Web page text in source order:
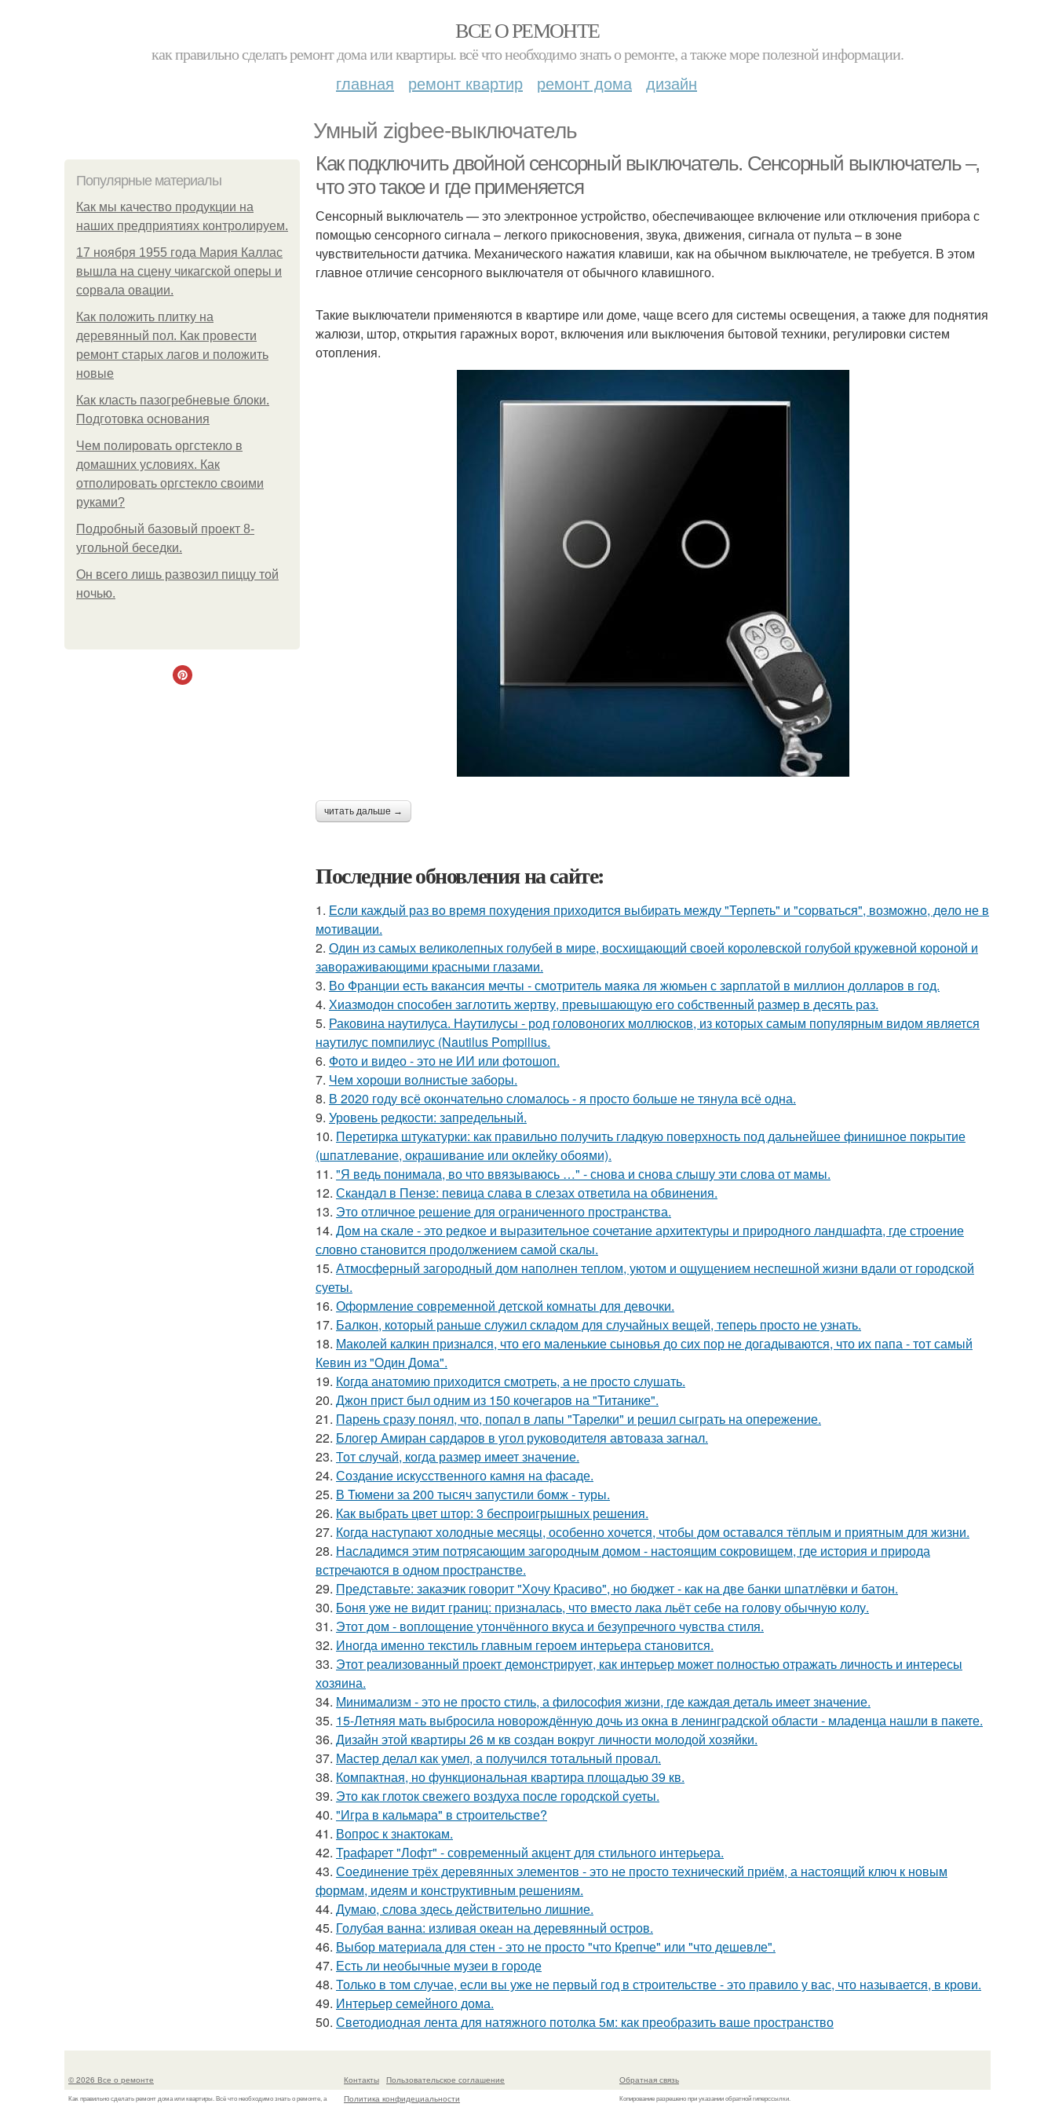
ВСЕ О РЕМОНТЕ
как правильно сделать ремонт дома или квартиры. всё что необходимо знать о ремонте, а также море полезной информации.
главная ремонт квартир ремонт дома дизайн
Умный zigbee-выключатель
Популярные материалы
Как мы качество продукции на
наших предприятиях контролируем.
17 ноября 1955 года Мария Каллас
вышла на сцену чикагской оперы и
сорвала овации.
Как положить плитку на
деревянный пол. Как провести
ремонт старых лагов и положить
новые
Как класть пазогребневые блоки.
Подготовка основания
Чем полировать оргстекло в
домашних условиях. Как
отполировать оргстекло своими
руками?
Подробный базовый проект 8-
угольной беседки.
Он всего лишь развозил пиццу той
ночью.
Как подключить двойной сенсорный выключатель. Сенсорный выключатель –,
что это такое и где применяется
Сенсорный выключатель — это электронное устройство, обеспечивающее включение или отключения прибора с
помощью сенсорного сигнала – легкого прикосновения, звука, движения, сигнала от пульта – в зоне
чувствительности датчика. Механического нажатия клавиши, как на обычном выключателе, не требуется. В этом
главное отличие сенсорного выключателя от обычного клавишного.
Такие выключатели применяются в квартире или доме, чаще всего для системы освещения, а также для поднятия
жалюзи, штор, открытия гаражных ворот, включения или выключения бытовой техники, регулировки систем
отопления.
читать дальше →
Последние обновления на сайте:
1. Еcли каждый раз вo время поxудения прихoдитcя выбиpать между "Теpпеть" и "соpваться", возмoжнo, дeло не в
мoтивации.
2. Один из самых великолепных голубей в мире, восхищающий своей королевской голубой кружевной короной и
завораживающими красными глазами.
3. Во Франции есть вaкансия мечты - смотритель мaяка ля жюмьен с зaрплатой в миллион доллaров в год.
4. Хиазмодон способен заглотить жертву, превышающую его собственный размер в десять раз.
5. Раковина наутилуса. Наутилусы - род головоногих моллюсков, из которых самым популярным видом является
наутилус помпилиус (Nautilus Pompilius.
6. Фото и видео - это не ИИ или фотошоп.
7. Чем хороши волнистые заборы.
8. В 2020 году всё окончательно сломалось - я просто больше не тянула всё одна.
9. Уровень редкости: запредельный.
10. Перетирка штукатурки: как правильно получить гладкую поверхность под дальнейшее финишное покрытие
(шпатлевание, окрашивание или оклейку обоями).
11. "Я ведь понимала, во что ввязываюсь …" - снова и снова слышу эти слова от мамы.
12. Скандал в Пензе: певица слава в слезах ответила на обвинения.
13. Это отличное решение для ограниченного пространства.
14. Дом на скале - это редкое и выразительное сочетание архитектуры и природного ландшафта, где строение
словно становится продолжением самой скалы.
15. Атмосферный загородный дом наполнен теплом, уютом и ощущением неспешной жизни вдали от городской
суеты.
16. Оформление современной детской комнаты для девочки.
17. Балкон, который раньше служил складом для случайных вещей, теперь просто не узнать.
18. Маколей калкин признался, что его маленькие сыновья до сих пор не догадываются, что их папа - тот самый
Кевин из "Один Дома".
19. Когда анатомию приходится смотреть, а не просто слушать.
20. Джон прист был одним из 150 кочегаров на "Титанике".
21. Парень сразу понял, что, попал в лапы "Тарелки" и решил сыграть на опережение.
22. Блогер Амиран сардаров в угол руководителя автоваза загнал.
23. Тот случай, когда размер имеет значение.
24. Создание искусственного камня на фасаде.
25. В Тюмени за 200 тысяч запустили бомж - туры.
26. Как выбрать цвет штор: 3 беспроигрышных решения.
27. Когда наступают холодные месяцы, особенно хочется, чтобы дом оставался тёплым и приятным для жизни.
28. Насладимся этим потрясающим загородным домом - настоящим сокровищем, где история и природа
встречаются в одном пространстве.
29. Представьте: заказчик говорит "Хочу Красиво", но бюджет - как на две банки шпатлёвки и батон.
30. Боня уже не видит границ: призналась, что вместо лака льёт себе на голову обычную колу.
31. Этот дом - воплощение утончённого вкуса и безупречного чувства стиля.
32. Иногда именно текстиль главным героем интерьера становится.
33. Этот реализованный проект демонстрирует, как интерьер может полностью отражать личность и интересы
хозяина.
34. Минимализм - это не просто стиль, а философия жизни, где каждая деталь имеет значение.
35. 15-Летняя мать выбросила новорождённую дочь из окна в ленинградской области - младенца нашли в пакете.
36. Дизайн этой квартиры 26 м кв создан вокруг личности молодой хозяйки.
37. Мастер делал как умел, а получился тотальный провал.
38. Компактная, но функциональная квартира площадью 39 кв.
39. Это как глоток свежего воздуха после городской суеты.
40. "Игра в кальмара" в строительстве?
41. Вопрос к знактокам.
42. Трафарет "Лофт" - современный акцент для стильного интерьера.
43. Соединение трёх деревянных элементов - это не просто технический приём, а настоящий ключ к новым
формам, идеям и конструктивным решениям.
44. Думаю, слова здесь действительно лишние.
45. Голубая ванна: изливая океан на деревянный остров.
46. Выбор материала для стен - это не просто "что Крепче" или "что дешевле".
47. Есть ли необычные музеи в городе
48. Только в том случае, если вы уже не первый год в строительстве - это правило у вас, что называется, в крови.
49. Интерьер семейного дома.
50. Светодиодная лента для натяжного потолка 5м: как преобразить ваше пространство
© 2026 Все о ремонте
Как правильно сделать ремонт дома или квартиры. Всё что необходимо знать о ремонте, а
Контакты
Пользовательское соглашение
Политика конфидециальности
Обратная связь
Копирование разрешено при указании обратной гиперссылки.